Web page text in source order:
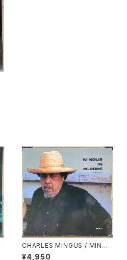
CHARLES MINGUS / MINGU
S IN EUROPE VOLUME 1
¥4,950